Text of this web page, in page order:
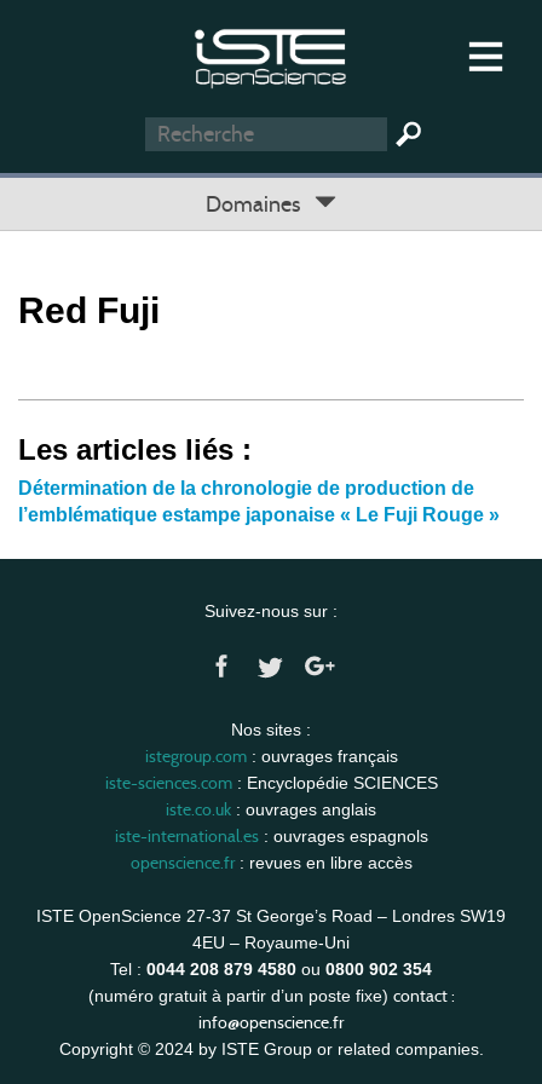
Domaines
Red Fuji
Les articles liés :
Détermination de la chronologie de production de
l’emblématique estampe japonaise « Le Fuji Rouge »
Suivez-nous sur :
Nos sites :
istegroup.com: ouvrages français
iste-sciences.com: Encyclopédie SCIENCES
iste.co.uk : ouvrages anglais
iste-international.es: ouvrages espagnols
openscience.fr: revues en libre accès
ISTE OpenScience 27-37 St George’s Road – Londres SW19
4EU – Royaume-Uni
Tel : 0044 208 879 4580 ou 0800 902 354
(numéro gratuit à partir d’un poste fixe) contact :
info@openscience.fr
Copyright © 2024 by ISTE Group or related companies.